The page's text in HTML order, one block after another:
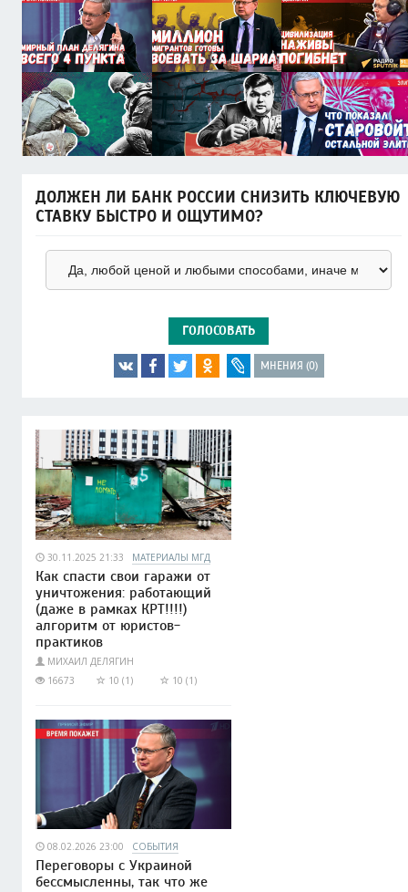
ДОЛЖЕН ЛИ БАНК РОССИИ СНИЗИТЬ КЛЮЧЕВУЮ
СТАВКУ БЫСТРО И ОЩУТИМО?
ГОЛОСОВАТЬ
МНЕНИЯ (0)
30.11.2025 21:33 МАТЕРИАЛЫ МГД
Как спасти свои гаражи от
уничтожения: работающий
(даже в рамках КРТ!!!!)
алгоритм от юристов-
практиков
МИХАИЛ ДЕЛЯГИН
16673
10 (1) 10 (1)
08.02.2026 23:00 СОБЫТИЯ
Переговоры с Украиной
бессмысленны, так что же